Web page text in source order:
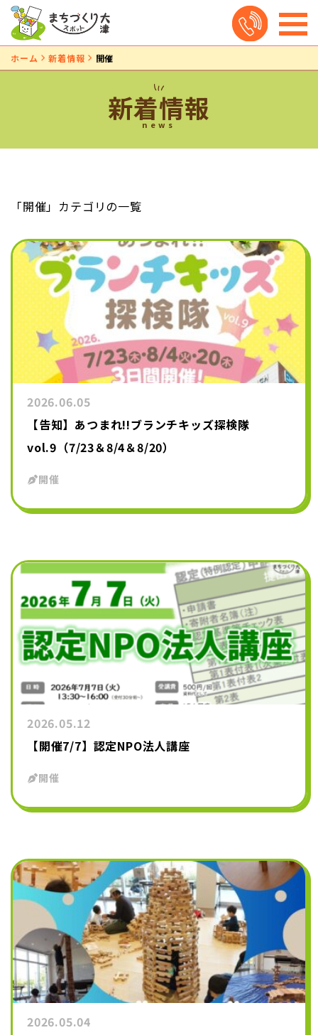
ホーム 新着情報 開催
新着情報
news
「開催」カテゴリの一覧
2026.06.05
【告知】あつまれ!!ブランチキッズ探検隊
vol.9（7/23＆8/4＆8/20）
開催
2026.05.12
【開催7/7】認定NPO法人講座
開催
2026.05.04